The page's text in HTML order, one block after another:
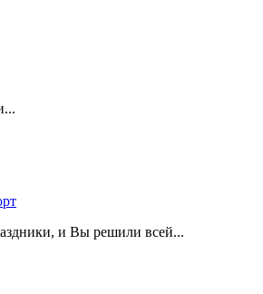
и Вы решили всей...